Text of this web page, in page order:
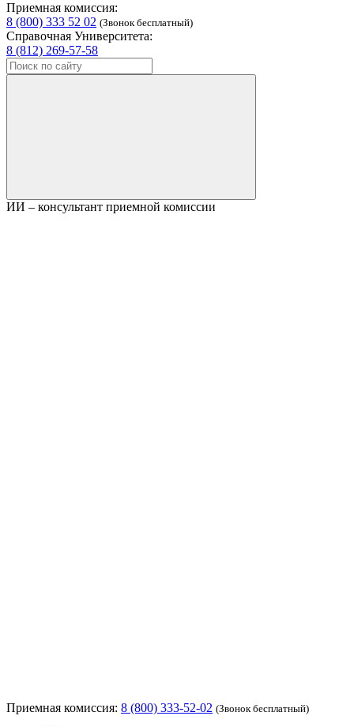
Приемная комиссия:
8 (800) 333 52 02 (Звонок бесплатный)
Справочная Университета:
8 (812) 269-57-58
ИИ – консультант приемной комиссии
Приемная комиссия: 8 (800) 333-52-02 (Звонок бесплатный)